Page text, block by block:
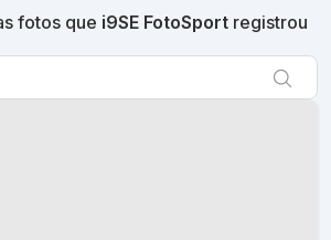
fotos que i9SE FotoSport registrou